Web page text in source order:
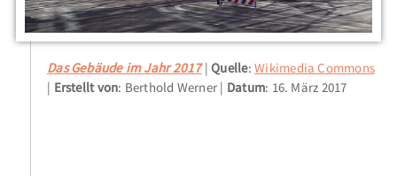
Das Gebäude im Jahr 2017 Quelle:Wikimedia Commons
Erstellt von: Berthold Werner Datum: 16. März 2017